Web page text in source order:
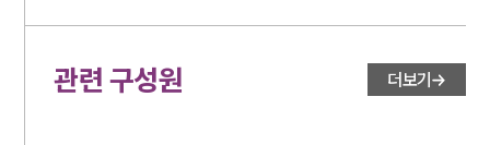
관련 구성원 더보기